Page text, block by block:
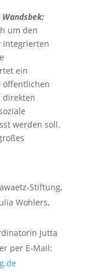
um den
Integrierten
ein
öffentlichen
direkten
werden soll.
Stiftung,
Wohlers,
Jutta
per E-Mail: